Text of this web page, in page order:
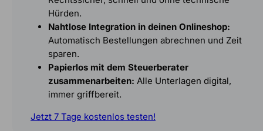
Hürden.
Nahtlose Integration in deinen Onlineshop:
Automatisch Bestellungen abrechnen und Zeit
sparen.
Papierlos mit dem Steuerberater
zusammenarbeiten: Alle Unterlagen digital,
immer griffbereit.
Jetzt 7 Tage kostenlos testen!